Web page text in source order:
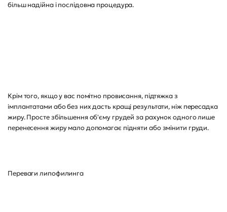
більш надійна і послідовна процедура.
Крім того, якщо у вас помітно провисання, підтяжка з
імплантатами або без них дасть кращі результати, ніж пересадка
жиру. Просте збільшення об'єму грудей за рахунок одного лише
перенесення жиру мало допомагає підняти або змінити груди.
Переваги липофилинга